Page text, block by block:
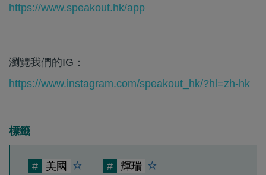
https://www.speakout.hk/app
瀏覽我們的IG：
https://www.instagram.com/speakout_hk/?hl=zh-hk
標籤
# 美國 # 輝瑞